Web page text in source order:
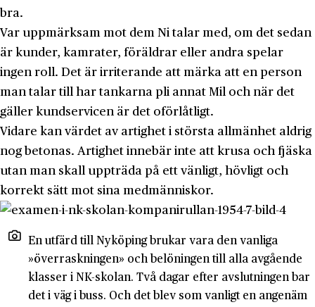
bra.
Var uppmärksam mot dem Ni talar med, om det sedan
är kun­der, kamrater, föräldrar eller andra spelar
ingen roll. Det är irri­terande att märka att en person
man talar till har tankarna pli annat Mil och när det
gäller kundservicen är det oförlåtligt.
Vidare kan värdet av artighet i största allmänhet aldrig
nog be­tonas. Artighet innebär inte att krusa och fjäska
utan man skall uppträda på ett vänligt, hövligt och
korrekt sätt mot sina med­människor.
En utfärd till Nyköping brukar vara den vanliga
»överrask­ningen» och belöningen till alla avgå­ende
klasser i NK-skolan. Två dagar efter avslutningen bar
det i väg i buss. Och det blev som vanligt en angenäm